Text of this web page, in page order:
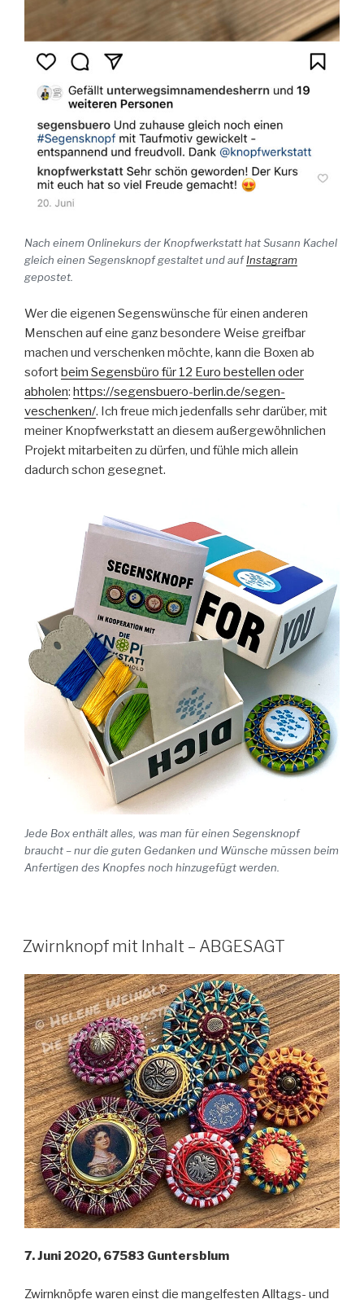
Nach einem Onlinekurs der Knopfwerkstatt hat Susann Kachel
gleich einen Segensknopf gestaltet und aufInstagram
gepostet.
Wer die eigenen Segenswünsche für einen anderen
Menschen auf eine ganz besondere Weise greifbar
machen und verschenken möchte, kann die Boxen ab
sofortbeim Segensbüro für 12 Euro bestellen oder
abholen: https://segensbuero-berlin.de/segen-
veschenken/. Ich freue mich jedenfalls sehr darüber, mit
meiner Knopfwerkstatt an diesem außergewöhnlichen
Projekt mitarbeiten zu dürfen, und fühle mich allein
dadurch schon gesegnet.
Jede Box enthält alles, was man für einen Segensknopf
braucht – nur die guten Gedanken und Wünsche müssen beim
Anfertigen des Knopfes noch hinzugefügt werden.
Zwirnknopf mit Inhalt – ABGESAGT
7. Juni 2020, 67583 Guntersblum
Zwirnknöpfe waren einst die mangelfesten Alltags- und